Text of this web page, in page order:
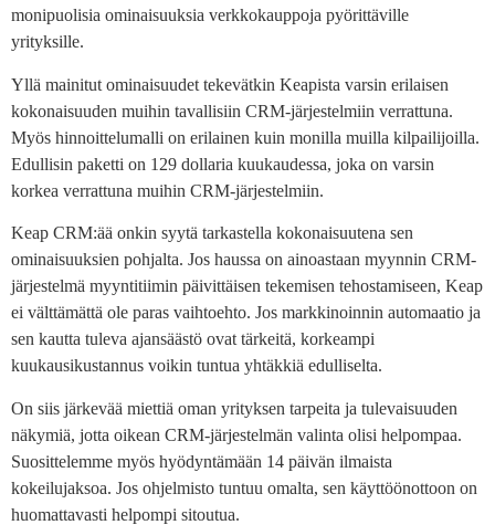
monipuolisia ominaisuuksia verkkokauppoja pyörittäville
yrityksille.
Yllä mainitut ominaisuudet tekevätkin Keapista varsin erilaisen
kokonaisuuden muihin tavallisiin CRM-järjestelmiin verrattuna.
Myös hinnoittelumalli on erilainen kuin monilla muilla kilpailijoilla.
Edullisin paketti on 129 dollaria kuukaudessa, joka on varsin
korkea verrattuna muihin CRM-järjestelmiin.
Keap CRM:ää onkin syytä tarkastella kokonaisuutena sen
ominaisuuksien pohjalta. Jos haussa on ainoastaan myynnin CRM-
järjestelmä myyntitiimin päivittäisen tekemisen tehostamiseen, Keap
ei välttämättä ole paras vaihtoehto. Jos markkinoinnin automaatio ja
sen kautta tuleva ajansäästö ovat tärkeitä, korkeampi
kuukausikustannus voikin tuntua yhtäkkiä edulliselta.
On siis järkevää miettiä oman yrityksen tarpeita ja tulevaisuuden
näkymiä, jotta oikean CRM-järjestelmän valinta olisi helpompaa.
Suosittelemme myös hyödyntämään 14 päivän ilmaista
kokeilujaksoa. Jos ohjelmisto tuntuu omalta, sen käyttöönottoon on
huomattavasti helpompi sitoutua.